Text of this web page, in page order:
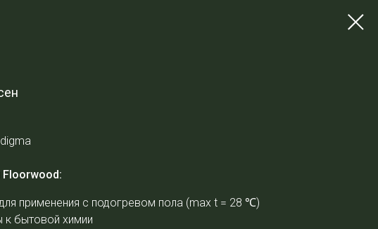
Floorwood:
применения с подогревом пола (max t = 28 ℃)
к бытовой химии